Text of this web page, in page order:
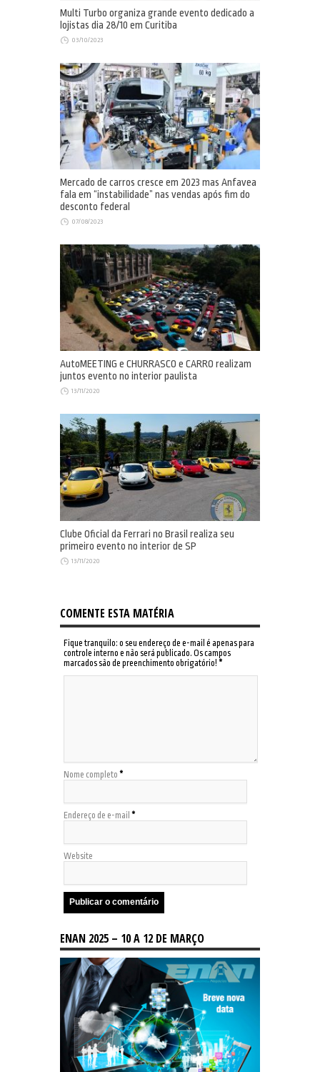
Multi Turbo organiza grande evento dedicado a
lojistas dia 28/10 em Curitiba
03/10/2023
Mercado de carros cresce em 2023 mas Anfavea
fala em “instabilidade” nas vendas após fim do
desconto federal
07/08/2023
AutoMEETING e CHURRASCO e CARRO realizam
juntos evento no interior paulista
13/11/2020
Clube Oficial da Ferrari no Brasil realiza seu
primeiro evento no interior de SP
13/11/2020
COMENTE ESTA MATÉRIA
Fique tranquilo: o seu endereço de e-mail é apenas para
controle interno e não será publicado. Os campos
marcados são de preenchimento obrigatório! *
Nome completo *
Endereço de e-mail *
Website
ENAN 2025 – 10 A 12 DE MARÇO